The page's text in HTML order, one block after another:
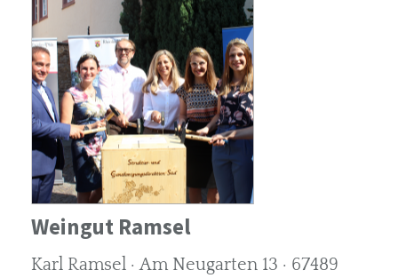
Weingut Ramsel
Karl Ramsel · Am Neugarten 13 · 67489